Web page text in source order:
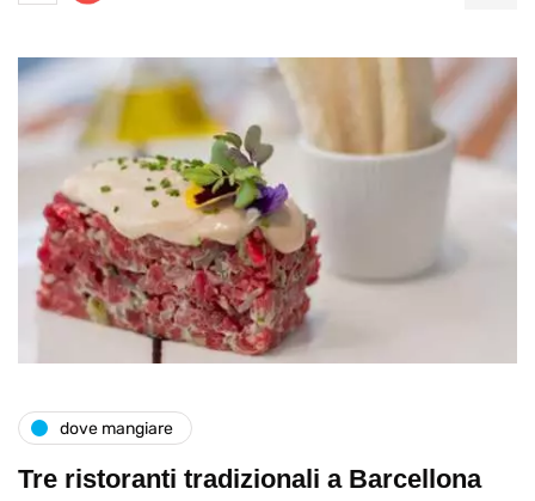
dove mangiare
Tre ristoranti tradizionali a Barcellona